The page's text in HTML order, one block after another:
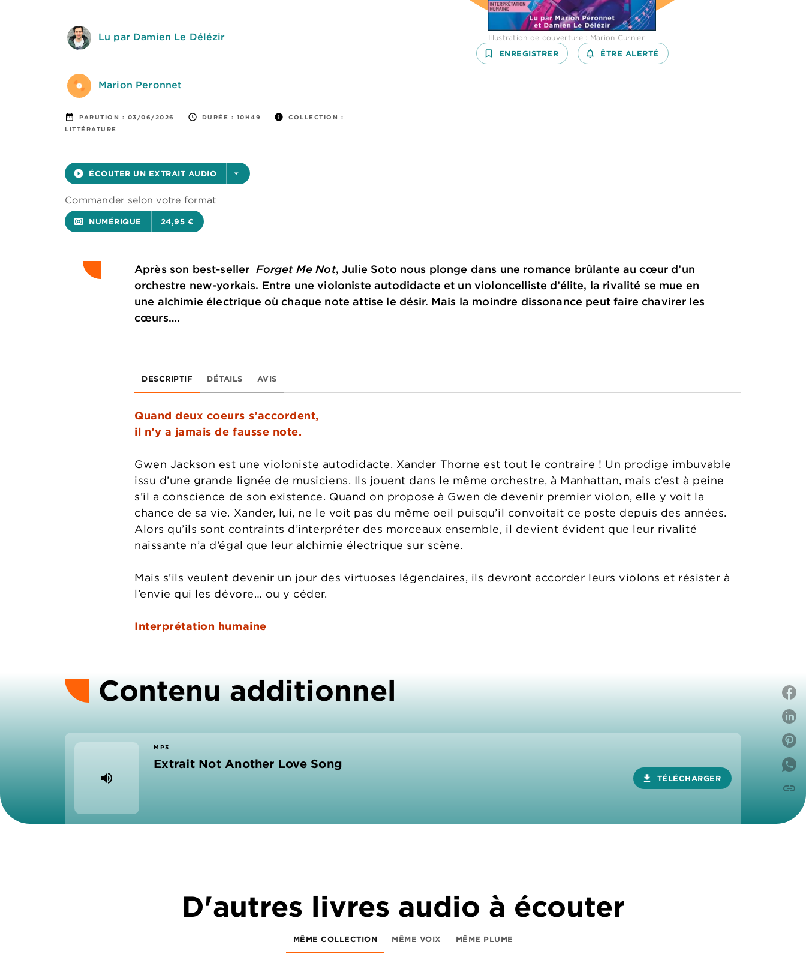
Lu par Damien Le Délézir
Marion Peronnet
date_range PARUTION : 03/06/2026 access_time DURÉE : 10H49 info
COLLECTION :
LITTÉRATURE
play_circle_filled ÉCOUTER UN EXTRAIT AUDIO arrow_drop_down
Commander selon votre format
surround_sound NUMÉRIQUE 24,95 €
Illustration de couverture : Marion Curnier
bookmark_border ENREGISTRER notifications_none_outlined
ÊTRE ALERTÉ
Après son best-seller Forget Me Not, Julie Soto nous plonge dans une romance brûlante au cœur d’un
orchestre new-yorkais. Entre une violoniste autodidacte et un violoncelliste d’élite, la rivalité se mue en
une alchimie électrique où chaque note attise le désir. Mais la moindre dissonance peut faire chavirer les
cœurs….
DESCRIPTIF DÉTAILS AVIS
Quand deux coeurs s’accordent,
il n’y a jamais de fausse note.
Gwen Jackson est une violoniste autodidacte. Xander Thorne est tout le contraire ! Un prodige imbuvable
issu d’une grande lignée de musiciens. Ils jouent dans le même orchestre, à Manhattan, mais c’est à peine
s’il a conscience de son existence. Quand on propose à Gwen de devenir premier violon, elle y voit la
chance de sa vie. Xander, lui, ne le voit pas du même oeil puisqu’il convoitait ce poste depuis des années.
Alors qu’ils sont contraints d’interpréter des morceaux ensemble, il devient évident que leur rivalité
naissante n’a d’égal que leur alchimie électrique sur scène.
Mais s’ils veulent devenir un jour des virtuoses légendaires, ils devront accorder leurs violons et résister à
l’envie qui les dévore… ou y céder.
Interprétation humaine
Contenu additionnel
volume_up
MP3
Extrait Not Another Love Song
download TÉLÉCHARGER
D'autres livres audio à écouter
MÊME COLLECTION MÊME VOIX MÊME PLUME
link